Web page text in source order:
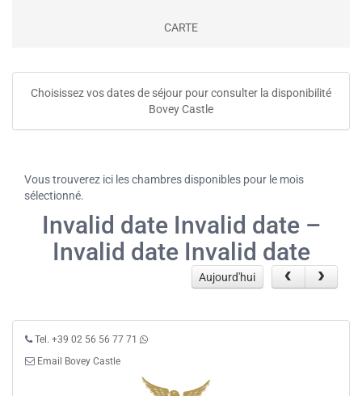
CARTE
Choisissez vos dates de séjour pour consulter la disponibilité
Bovey Castle
Vous trouverez ici les chambres disponibles pour le mois
sélectionné.
Invalid date Invalid date –
Invalid date Invalid date
Aujourd'hui
Tel. +39 02 56 56 77 71
Email Bovey Castle